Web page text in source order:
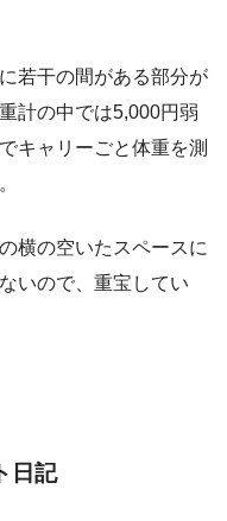
若干の間がある部分が
計の中では5,000円弱
キャリーごと体重を測
横の空いたスペースに
いので、重宝してい
日記